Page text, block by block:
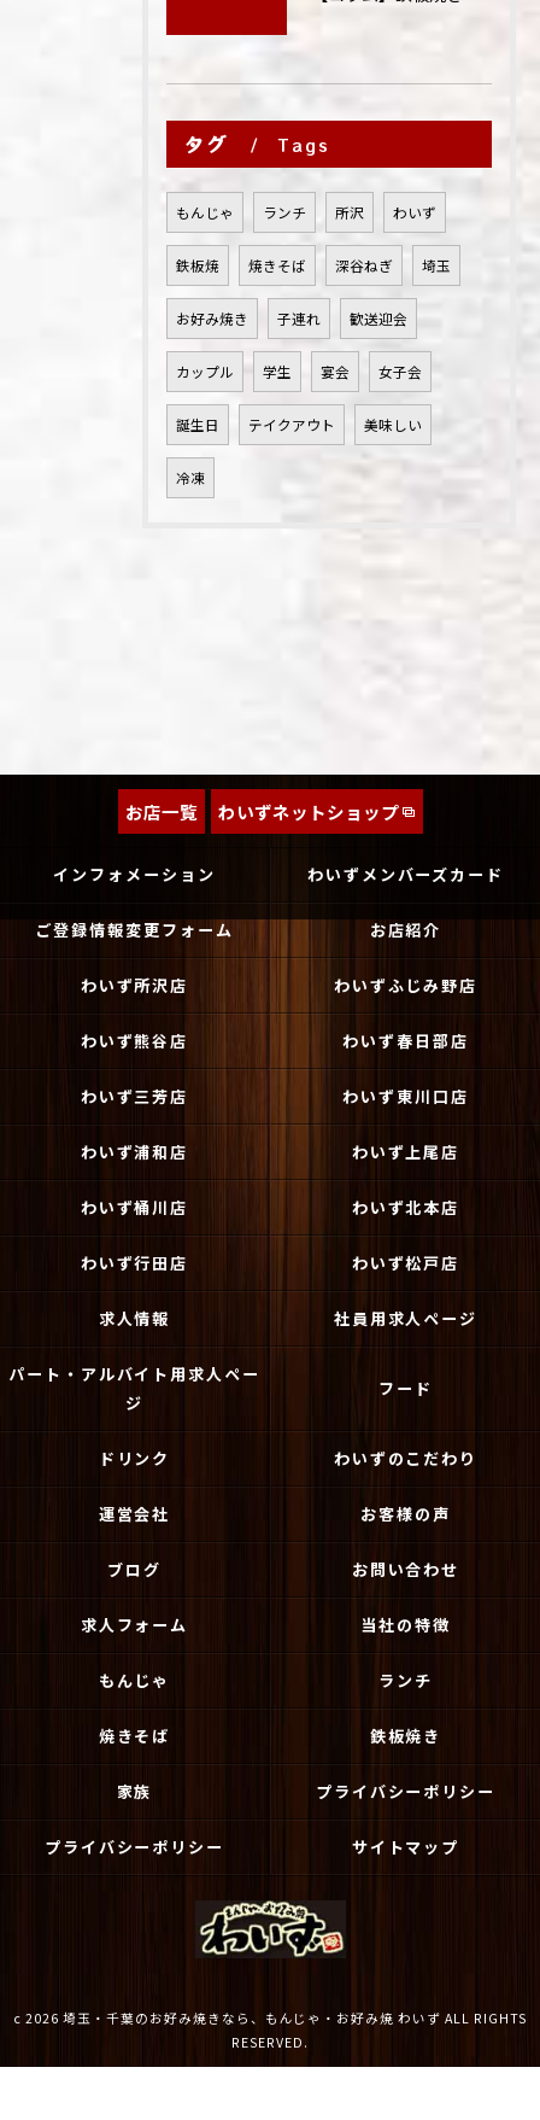
タグ Tags
もんじゃ ランチ 所沢 わいず
鉄板焼 焼きそば 深谷ねぎ 埼玉
お好み焼き 子連れ 歓送迎会
カップル 学生 宴会 女子会
誕生日 テイクアウト 美味しい
冷凍
お店一覧 わいずネットショップ
インフォメーション わいずメンバーズカード
ご登録情報変更フォーム お店紹介
わいず所沢店 わいずふじみ野店
わいず熊谷店 わいず春日部店
わいず三芳店 わいず東川口店
わいず浦和店 わいず上尾店
わいず桶川店 わいず北本店
わいず行田店 わいず松戸店
求人情報 社員用求人ページ
パート・アルバイト用求人ペー
ジ
フード
ドリンク わいずのこだわり
運営会社 お客様の声
ブログ お問い合わせ
求人フォーム 当社の特徴
もんじゃ ランチ
焼きそば 鉄板焼き
家族 プライバシーポリシー
プライバシーポリシー サイトマップ
c 2026 埼玉・千葉のお好み焼きなら、もんじゃ・お好み焼 わいず ALL RIGHTS
RESERVED.